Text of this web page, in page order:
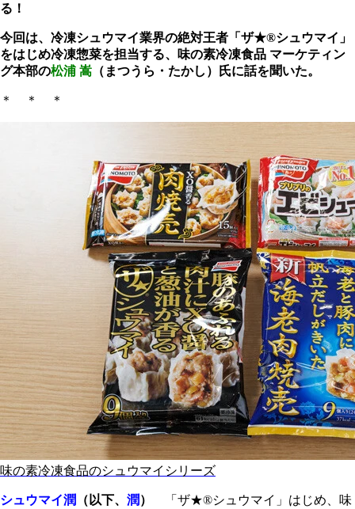
る！
今回は、冷凍シュウマイ業界の絶対王者「ザ★®シュウマイ」
をはじめ冷凍惣菜を担当する、味の素冷凍食品 マーケティン
グ本部の松浦 嵩 （まつうら・たかし）氏に話を聞いた。
＊ ＊ ＊
味の素冷凍食品のシュウマイシリーズ
シュウマイ潤 （以下、 潤）
「ザ★®シュウマイ」はじめ、味